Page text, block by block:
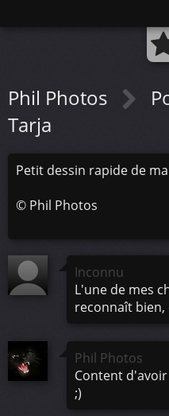
Phil Photos
Tarja
Petit dessin rapide de
© Phil Photos
Inconnu
L'une de mes
reconnaît
Phil Photos
Content
;)